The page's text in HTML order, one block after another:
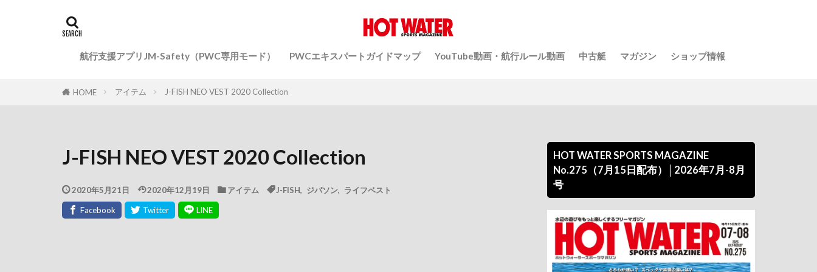
航行支援アプリJM-Safety（PWC専用モード） PWCエキスパートガイドマップ YouTube動画・航行ルール動画 中古艇 マガジン ショップ情報
HOME アイテム J-FISH NEO VEST 2020 Collection
J-FISH NEO VEST 2020 Collection
2020年5月21日 2020年12月19日 アイテム J-FISH ジパソン ライフベスト
HOT WATER SPORTS MAGAZINE
No.275（7月15日配布）│2026年7月-8月
号